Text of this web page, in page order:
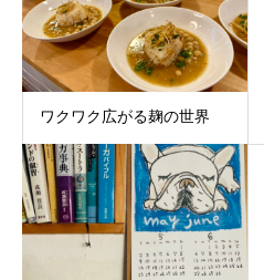
ワクワク広がる麹の世界